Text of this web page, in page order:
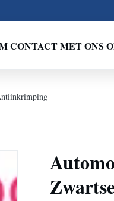
CONTACT MET ONS